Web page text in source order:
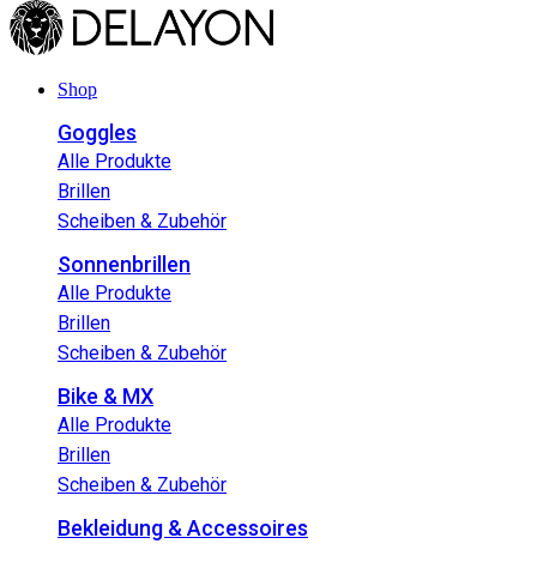
Shop
Goggles
Alle Produkte
Brillen
Scheiben & Zubehör
Sonnenbrillen
Alle Produkte
Brillen
Scheiben & Zubehör
Bike & MX
Alle Produkte
Brillen
Scheiben & Zubehör
Bekleidung & Accessoires